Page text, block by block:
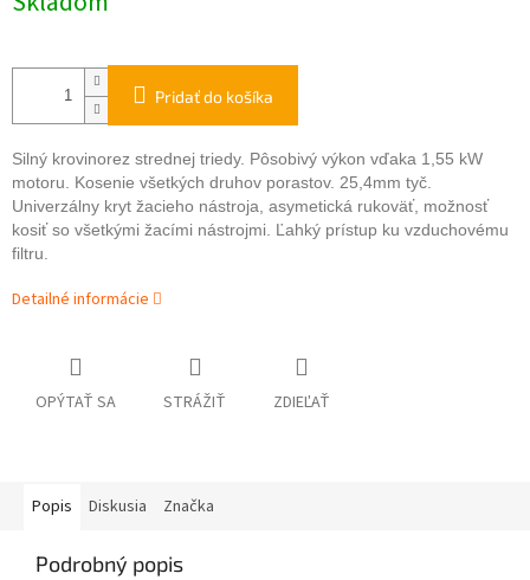
cena:
Pridať do košíka
Silný krovinorez strednej triedy. Pôsobivý výkon vďaka 1,55 kW
motoru. Kosenie všetkých druhov porastov. 25,4mm tyč.
Univerzálny kryt žacieho nástroja, asymetická rukoväť, možnosť
kosiť so všetkými žacími nástrojmi. Ľahký prístup ku vzduchovému
filtru.
Detailné informácie
OPÝTAŤ SA STRÁŽIŤ ZDIEĽAŤ
Popis Diskusia Značka
Podrobný popis